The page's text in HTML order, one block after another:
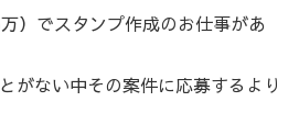
）でスタンプ作成のお仕事があ
がない中その案件に応募するより